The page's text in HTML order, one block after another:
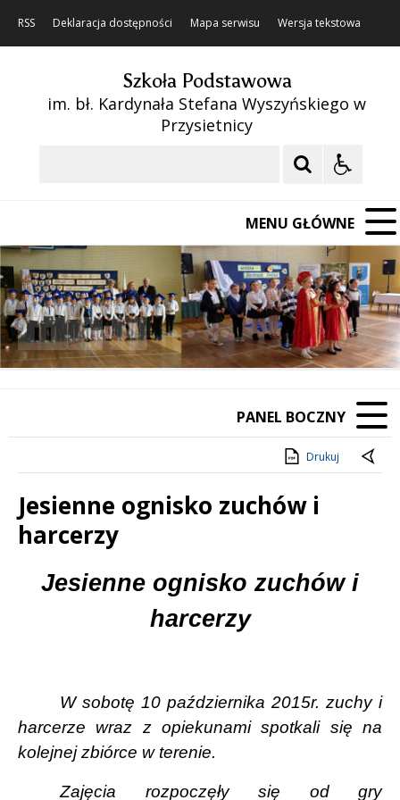
RSS Deklaracja dostępności Mapa serwisu Wersja tekstowa
Szkoła Podstawowa
im. bł. Kardynała Stefana Wyszyńskiego w
Przysietnicy
MENU GŁÓWNE
Poprzedni Element
Następny Element
❚❚
PANEL BOCZNY
Drukuj
Jesienne ognisko zuchów i
harcerzy
Treść
Jesienne ognisko zuchów i
harcerzy
W sobotę 10 października 2015r. zuchy i
harcerze wraz z opiekunami spotkali się na
kolejnej zbiórce w terenie.
Zajęcia rozpoczęły się od gry